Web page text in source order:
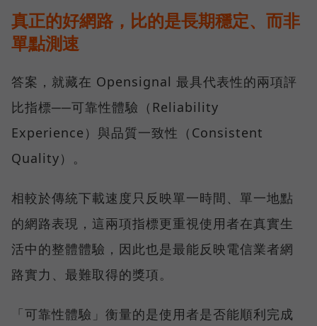
真正的好網路，比的是長期穩定、而非
單點測速
答案，就藏在 Opensignal 最具代表性的兩項評
比指標──可靠性體驗（Reliability
Experience）與品質一致性（Consistent
Quality）。
相較於傳統下載速度只反映單一時間、單一地點
的網路表現，這兩項指標更重視使用者在真實生
活中的整體體驗，因此也是最能反映電信業者網
路實力、最難取得的獎項。
「可靠性體驗」衡量的是使用者是否能順利完成